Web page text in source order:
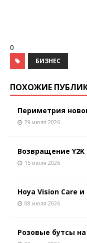
0
БИЗНЕС
ПОХОЖИЕ
Периметрия
29 июля 2026
Возвращение
15 июля 2026
Hoya Vision Care
08 июля 2026
Розовые бутсы